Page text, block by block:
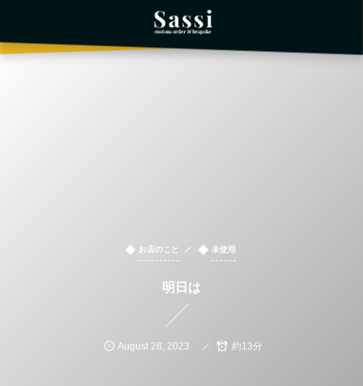
お店のこと 未使用
明日は
August 28, 2023 約13分